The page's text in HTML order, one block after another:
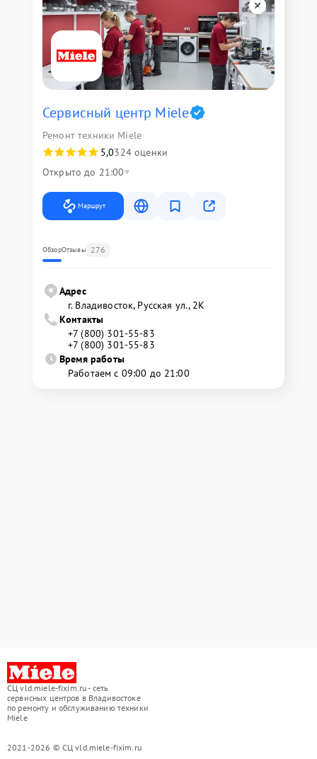
Сервисный центр Miele
Ремонт техники Miele
5,0324 оценки
Открыто до 21:00
Маршрут
ОбзорОтзывы 276
Адрес
г. Владивосток, Русская ул., 2К
Контакты
+7 (800) 301-55-83
+7 (800) 301-55-83
Время работы
Работаем с 09:00 до 21:00
СЦ vld.miele-fixim.ru - сеть
сервисных центров в Владивостоке
по ремонту и обслуживанию техники
Miele
2021-2026 © СЦ vld.miele-fixim.ru